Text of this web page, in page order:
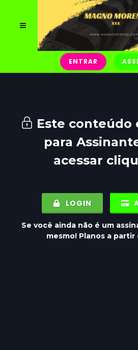
ENTRAR
Este conteúdo
para
acessar
LOGIN
Se você ainda não é um
mesmo! Planos a partir